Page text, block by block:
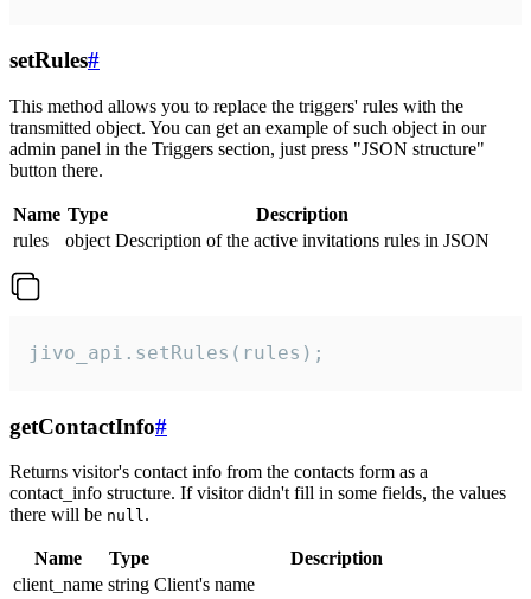
setRules#
This method allows you to replace the triggers' rules with the
transmitted object. You can get an example of such object in our
admin panel in the Triggers section, just press "JSON structure"
button there.
Name Type
Description
rules
object Description of the active invitations rules in JSON
jivo_api.setRules(rules);
getContactInfo#
Returns visitor's contact info from the contacts form as a
contact_info structure. If visitor didn't fill in some fields, the values
there will be null.
Name Type
Description
client_name string Client's name